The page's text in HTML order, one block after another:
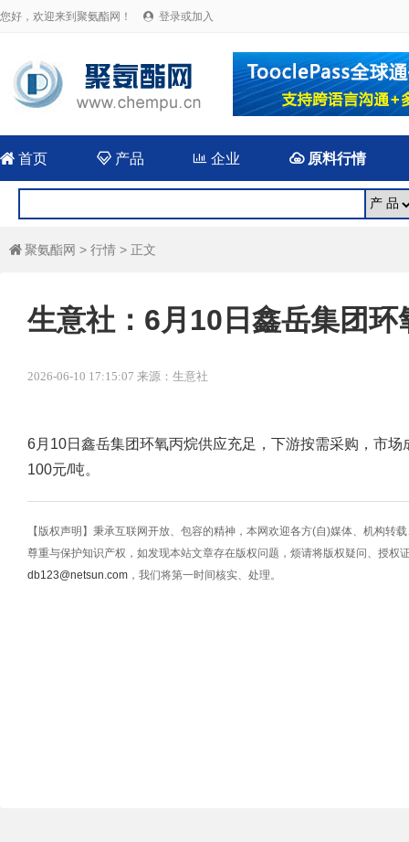
您好，欢迎来到聚氨酯网！  登录或加入
 首页 产品  企业 原料行情
 聚氨酯网 > 行情 > 正文
生意社：6月10日鑫岳集团环
2026-06-10 17:15:07 来源：生意社
6月10日鑫岳集团环氧丙烷供应充足，下游按需采购，市
100元/吨。
【版权声明】秉承互联网开放、包容的精神，本网欢迎各方(自)媒体、机构转
尊重与保护知识产权，如发现本站文章存在版权问题，烦请将版权疑问、授权
db123@netsun.com ，我们将第一时间核实、处理。